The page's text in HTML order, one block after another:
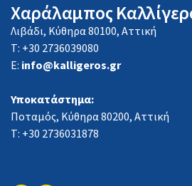
Χαράλαμπος
Λιβάδι, Κύθηρα 80100, Αττική
Τ: +30 2736039080
E: info@kalligeros.gr
Υποκατάστημα:
Ποταμός, Κύθηρα 80200, Αττική
Τ: +30 2736031878